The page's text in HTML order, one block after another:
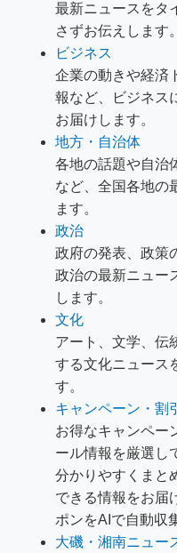
最新ニュースをタ
さずお伝えします。
ビジネス
企業の動きや経済
報など、ビジネス
お届けします。
地方・自治体
各地の話題や自治
など、全国各地の
ます。
政治
政府の発表、政策
政治の最新ニュー
します。
文化
アート、文学、伝
する文化ニュース
す。
キャンペーン・割
お得なキャンペー
ール情報を厳選し
分かりやすくまと
できる情報をお届
ポンをAIで自動収
大磯・湘南ニュー